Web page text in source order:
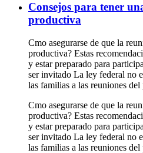
Consejos para tener
productiva
Cmo asegurarse de que la
productiva? Estas
y estar preparado para
ser invitado La ley federal no
las familias a las reuniones
Cmo asegurarse de que la
productiva? Estas
y estar preparado para
ser invitado La ley federal no
las familias a las reuniones